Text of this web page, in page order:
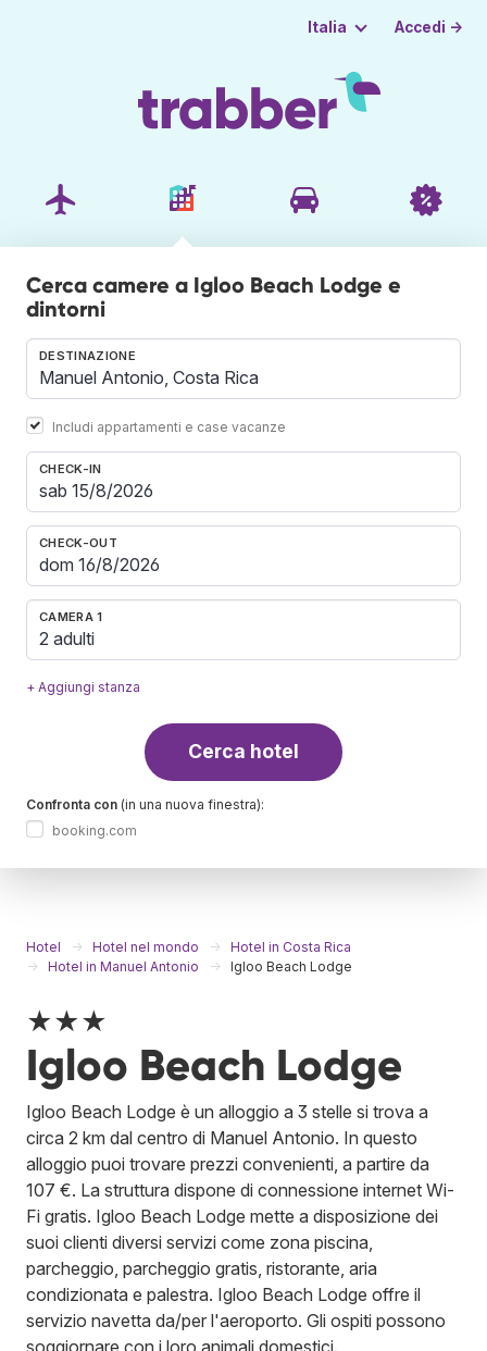
Italia Accedi →
Cerca camere a Igloo Beach Lodge e
dintorni
DESTINAZIONE
Includi appartamenti e case vacanze
CHECK-IN
CHECK-OUT
CAMERA 1
2 adulti
+ Aggiungi stanza
Cerca hotel
Confronta con (in una nuova finestra):
booking.com
Hotel Hotel nel mondo
Hotel in Costa Rica
Hotel in Manuel Antonio
Igloo Beach Lodge
★★★
Igloo Beach Lodge
Igloo Beach Lodge è un alloggio a 3 stelle si trova a
circa 2 km dal centro di Manuel Antonio. In questo
alloggio puoi trovare prezzi convenienti, a partire da
107 €. La struttura dispone di connessione internet Wi-
Fi gratis. Igloo Beach Lodge mette a disposizione dei
suoi clienti diversi servizi come zona piscina,
parcheggio, parcheggio gratis, ristorante, aria
condizionata e palestra. Igloo Beach Lodge offre il
servizio navetta da/per l'aeroporto. Gli ospiti possono
soggiornare con i loro animali domestici.